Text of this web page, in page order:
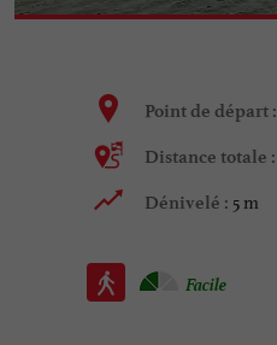
Point de départ :
Distance totale :
Dénivelé : 5 m
Facile